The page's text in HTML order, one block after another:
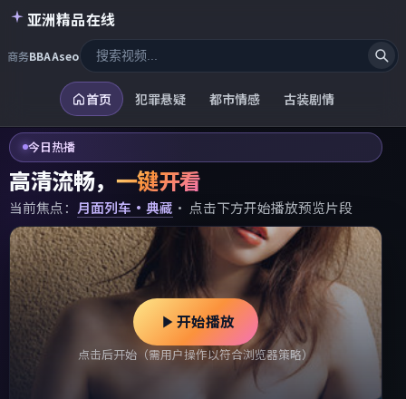
亚洲精品在线
首页 犯罪悬疑 都市情感 古装剧情
商务BBAAseo
今日热播
高清流畅， 一键开看
当前焦点： 月面列车·典藏 · 点击下方开始播放预览片段
开始播放
点击后开始（需用户操作以符合浏览器策略）